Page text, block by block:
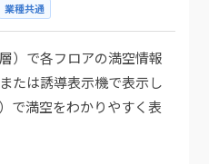
業種共通
）で各フロアの満空情報
たは誘導表示機で表示し
で満空をわかりやすく表